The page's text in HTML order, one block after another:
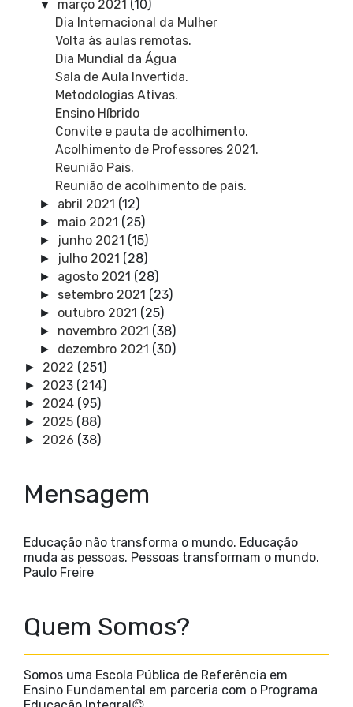
▼ março 2021 (10)
Dia Internacional da Mulher
Volta às aulas remotas.
Dia Mundial da Água
Sala de Aula Invertida.
Metodologias Ativas.
Ensino Híbrido
Convite e pauta de acolhimento.
Acolhimento de Professores 2021.
Reunião Pais.
Reunião de acolhimento de pais.
► abril 2021 (12)
► maio 2021 (25)
► junho 2021 (15)
► julho 2021 (28)
► agosto 2021 (28)
► setembro 2021 (23)
► outubro 2021 (25)
► novembro 2021 (38)
► dezembro 2021 (30)
► 2022 (251)
► 2023 (214)
► 2024 (95)
► 2025 (88)
► 2026 (38)
Mensagem
Educação não transforma o mundo. Educação
muda as pessoas. Pessoas transformam o mundo.
Paulo Freire
Quem Somos?
Somos uma Escola Pública de Referência em
Ensino Fundamental em parceria com o Programa